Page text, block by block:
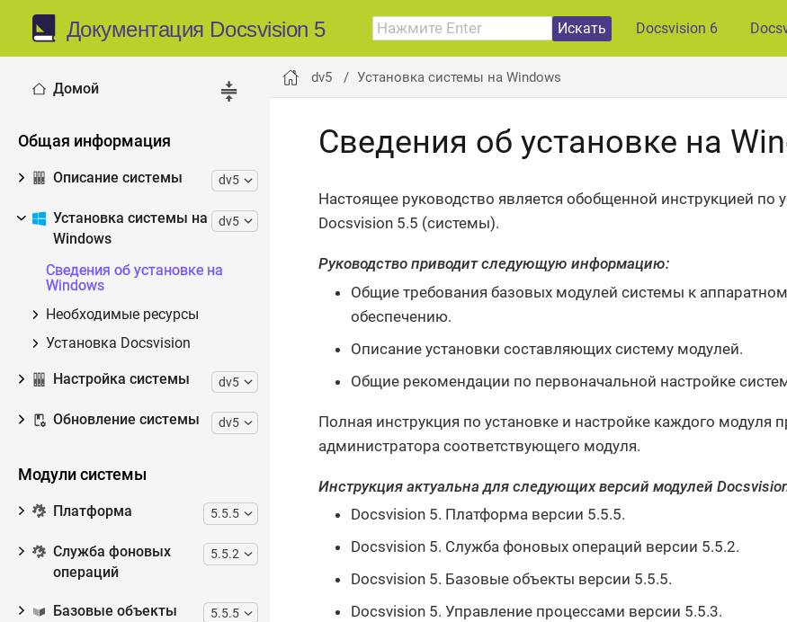
Документация Docsvision 5 Искать Docsvision 6
Домой
Общая информация
Описание системы dv5
Установка системы на
Windows
dv5
Сведения об установке на
Windows
Необходимые ресурсы
Установка Docsvision
Настройка системы dv5
Обновление системы dv5
Модули системы
Платформа 5.5.5
Служба фоновых
операций
5.5.2
Базовые объекты 5.5.5
dv5 Установка системы на Windows
Сведения об установке на
Настоящее руководство является обобщенной инструкцией по
Docsvision 5.5 (системы).
Руководство приводит следующую информацию:
Общие требования базовых модулей системы к
обеспечению.
Описание установки составляющих систему модулей.
Общие рекомендации по первоначальной настройке
Полная инструкция по установке и настройке каждого модуля
администратора соответствующего модуля.
Инструкция актуальна для следующих версий модулей
Docsvision 5. Платформа версии 5.5.5.
Docsvision 5. Служба фоновых операций версии 5.5.2.
Docsvision 5. Базовые объекты версии 5.5.5.
Docsvision 5. Управление процессами версии 5.5.3.